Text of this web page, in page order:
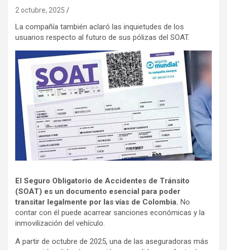
2 octubre, 2025
La compañía también aclaró las inquietudes de los
usuarios respecto al futuro de sus pólizas del SOAT.
El Seguro Obligatorio de Accidentes de Tránsito
(SOAT) es un documento esencial para poder
transitar legalmente por las vías de Colombia. No
contar con él puede acarrear sanciones económicas y la
inmovilización del vehículo.
A partir de octubre de 2025, una de las aseguradoras más